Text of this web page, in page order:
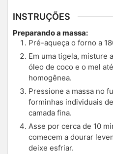
INSTRUÇÕES
Preparando a massa:
Pré-aqueça o forno a
Em uma tigela, misture
óleo de coco e o mel
homogênea.
Pressione a massa no
forminhas individuais
camada fina.
Asse por cerca de 10
comecem a dourar
deixe esfriar.